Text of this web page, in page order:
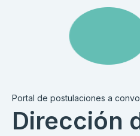
Portal de postulaciones a
Dirección